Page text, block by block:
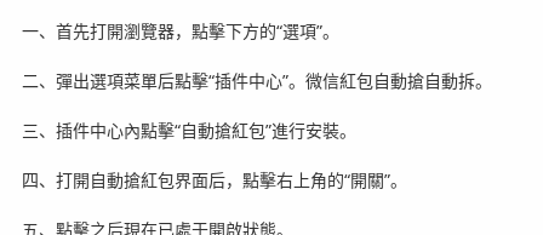
一、首先打開瀏覽器，點擊下方的“選項”。
二、彈出選項菜單后點擊“插件中心”。微信紅包自動搶自動拆。
三、插件中心內點擊“自動搶紅包”進行安裝。
四、打開自動搶紅包界面后，點擊右上角的“開關”。
五、點擊之后現在已處于開啟狀態。